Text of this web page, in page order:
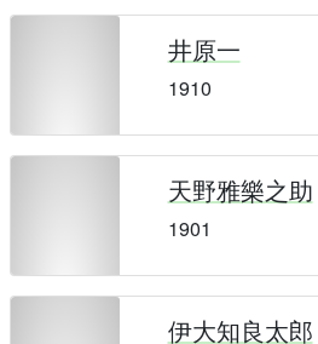
井原一
1910
天野雅樂之助
1901
伊大知良太郎